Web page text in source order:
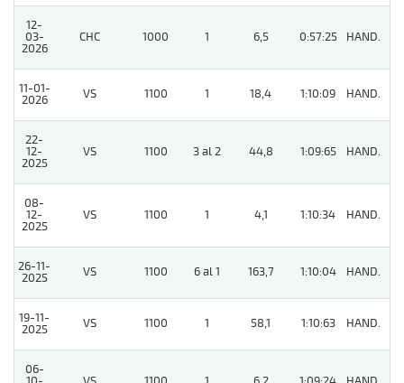
12-
03-
2026
CHC 1000 1 6,5 0:57:25 HAND.
11-01-
2026
VS 1100 1 18,4 1:10:09 HAND.
22-
12-
2025
VS 1100 3 al 2 44,8 1:09:65 HAND.
08-
12-
2025
VS 1100 1 4,1 1:10:34 HAND.
26-11-
2025
VS 1100 6 al 1 163,7 1:10:04 HAND.
19-11-
2025
VS 1100 1 58,1 1:10:63 HAND.
06-